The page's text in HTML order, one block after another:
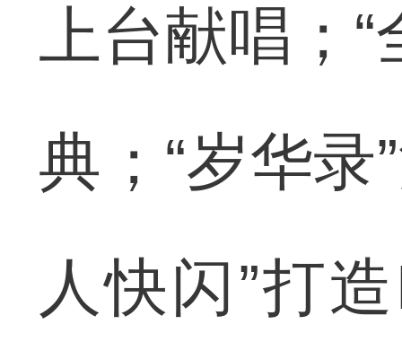
上台献唱；
典；“岁华录
人快闪”打